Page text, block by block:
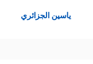
ياسين الجزائري